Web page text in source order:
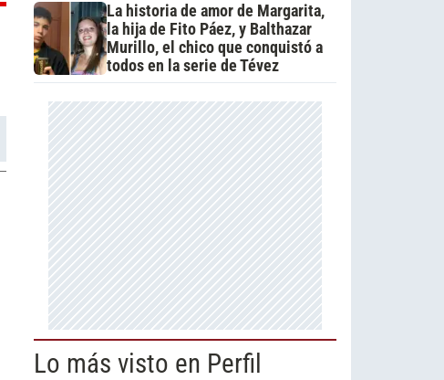
La historia de amor de Margarita,
la hija de Fito Páez, y Balthazar
Murillo, el chico que conquistó a
todos en la serie de Tévez
Lo más visto en Perfil